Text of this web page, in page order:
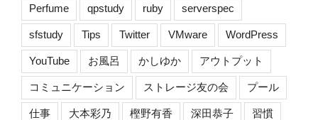
Perfume qpstudy ruby serverspec
sfstudy Tips Twitter VMware WordPress
YouTube お風呂 かしゆか アウトプット
コミュニケーション ストレージ友の会 プール
仕事 大本彩乃 樫野有香 深田恭子 習慣